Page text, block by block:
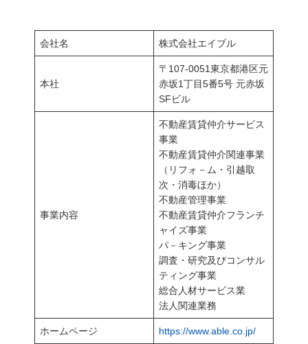
会社名 株式会社エイブル
本社
〒107-0051東京都港区元
赤坂1丁目5番5号 元赤坂
SFビル
事業内容
不動産賃貸仲介サービス
事業
不動産賃貸仲介関連事業
（リフォ－ム・引越取
次・消毒ほか）
不動産管理事業
不動産賃貸仲介フランチ
ャイズ事業
パ－キング事業
調査・研究及びコンサル
ティング事業
総合人材サービス業
法人関連業務
ホームページ https://www.able.co.jp/